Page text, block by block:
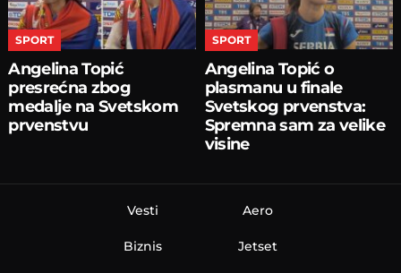
SPORT
Angelina Topić
presrećna zbog
medalje na Svetskom
prvenstvu
SPORT
Angelina Topić o
plasmanu u finale
Svetskog prvenstva:
Spremna sam za velike
visine
Vesti
Biznis
Aero
Jetset